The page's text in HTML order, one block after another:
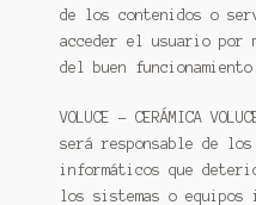
de los contenidos o
acceder el usuario por
del buen funcionamiento
VOLUCE – CERÁMICA
será responsable de los
informáticos que
los sistemas o equipos